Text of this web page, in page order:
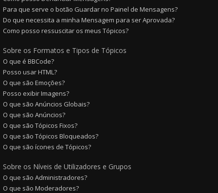
Para que serve o botão Guardar no Painel de Mensagens?
Do que necessita a minha Mensagem para ser Aprovada?
Como posso ressuscitar os meus Tópicos?
Sobre os Formatos e Tipos de Tópicos
O que é BBCode?
Posso usar HTML?
O que são Emoções?
Posso exibir Imagens?
O que são Anúncios Globais?
O que são Anúncios?
O que são Tópicos Fixos?
O que são Tópicos Bloqueados?
O que são ícones de Tópicos?
Sobre os Níveis de Utilizadores e Grupos
O que são Administradores?
O que são Moderadores?